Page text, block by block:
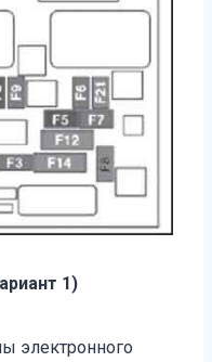
1)
электронного